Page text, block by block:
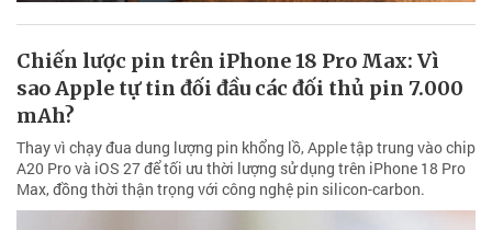
Chiến lược pin trên iPhone 18 Pro Max: Vì
sao Apple tự tin đối đầu các đối thủ pin 7.000
mAh?
Thay vì chạy đua dung lượng pin khổng lồ, Apple tập trung vào chip
A20 Pro và iOS 27 để tối ưu thời lượng sử dụng trên iPhone 18 Pro
Max, đồng thời thận trọng với công nghệ pin silicon-carbon.